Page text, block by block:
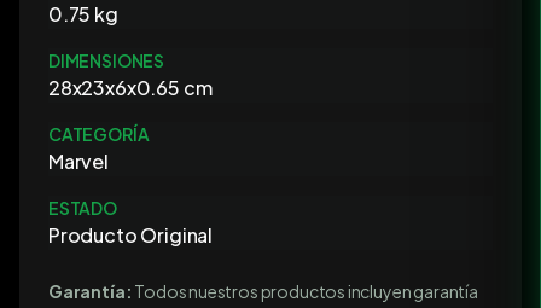
0.75 kg
DIMENSIONES
28x23x6x0.65 cm
CATEGORÍA
Marvel
ESTADO
Producto Original
Garantía: Todos nuestros productos incluyen garantía